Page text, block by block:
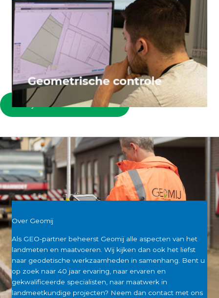
Bekijk al onze diensten
Over Geomij
Als GEO-partner beheerst Geomij alle aspecten van het
landmeten en maatvoeren. Wij kijken dan ook het liefst
naar geodetische werkzaamheden in samenhang. Bent u
op zoek naar 40 jaar ervaring, naar ervaren en
gekwalificeerde specialisten, naar maatwerk in
landmeetkundige projecten? Neem dan contact met ons